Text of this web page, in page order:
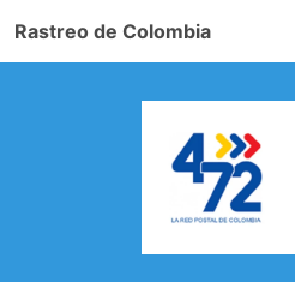
Rastreo de Colombia